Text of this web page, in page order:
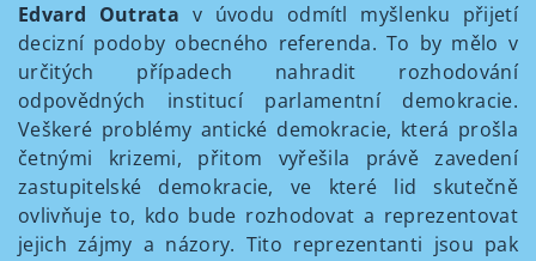
Edvard Outrata v úvodu odmítl myšlenku přijetí
decizní podoby obecného referenda. To by mělo v
určitých případech nahradit rozhodování
odpovědných institucí parlamentní demokracie.
Veškeré problémy antické demokracie, která prošla
četnými krizemi, přitom vyřešila právě zavedení
zastupitelské demokracie, ve které lid skutečně
ovlivňuje to, kdo bude rozhodovat a reprezentovat
jejich zájmy a názory. Tito reprezentanti jsou pak